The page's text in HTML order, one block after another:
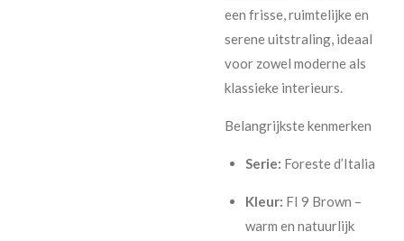
een frisse, ruimtelijke en
serene uitstraling, ideaal
voor zowel moderne als
klassieke interieurs.
Belangrijkste kenmerken
Serie: Foreste d’Italia
Kleur: FI 9 Brown –
warm en natuurlijk